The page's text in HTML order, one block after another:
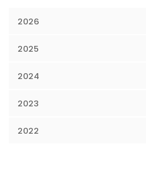
2026
2025
2024
2023
2022